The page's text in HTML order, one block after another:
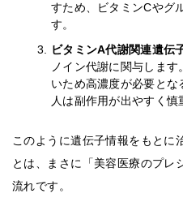
すため、ビタミンCやグ
す。
ビタミンA代謝関連遺伝
ノイン代謝に関与します
いため高濃度が必要と
人は副作用が出やすく慎
このように遺伝子情報をもとに
とは、まさに「美容医療のプレ
流れです。